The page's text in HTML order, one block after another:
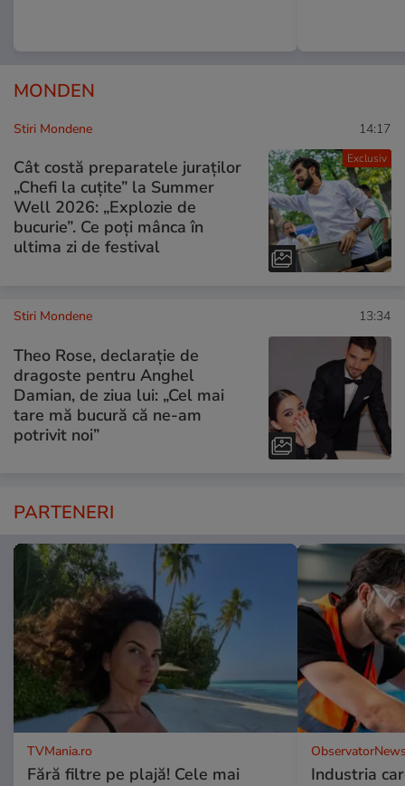
MONDEN
Exclusiv
Stiri Mondene 14:17
Cât costă preparatele juraților
„Chefi la cuțite” la Summer
Well 2026: „Explozie de
bucurie”. Ce poți mânca în
ultima zi de festival
Stiri Mondene 13:34
Theo Rose, declarație de
dragoste pentru Anghel
Damian, de ziua lui: „Cel mai
tare mă bucură că ne-am
potrivit noi”
PARTENERI
TVMania.ro
Fără filtre pe plajă! Cele mai
Industria